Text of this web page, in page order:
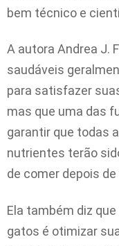
bem técnico e
A autora Andrea J.
saudáveis
para satisfazer
mas que uma das
garantir que todas
nutrientes terão
de comer depois
Ela também diz
gatos é otimizar